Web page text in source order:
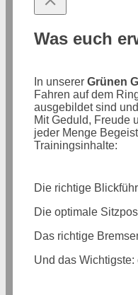
Was euch
In unserer Grünen
Fahren auf dem
ausgebildet sind
Mit Geduld, Freude
jeder Menge
Trainingsinhalte:
Die richtige
Die optimale
Das richtige
Und das